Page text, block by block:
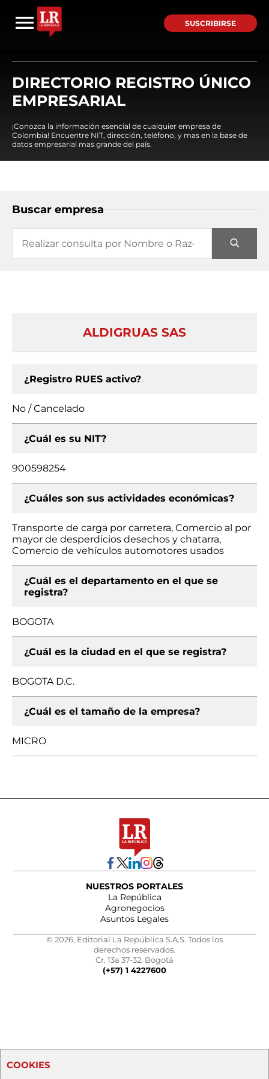
SUSCRIBIRSE
DIRECTORIO REGISTRO ÚNICO
EMPRESARIAL
¡Conozca la información esencial de cualquier empresa de
Colombia! Encuentre NIT, dirección, teléfono, y mas en la base de
datos empresarial mas grande del país.
Buscar empresa
ALDIGRUAS SAS
¿Registro RUES activo?
No / Cancelado
¿Cuál es su NIT?
900598254
¿Cuáles son sus actividades económicas?
Transporte de carga por carretera, Comercio al por
mayor de desperdicios desechos y chatarra,
Comercio de vehículos automotores usados
¿Cuál es el departamento en el que se
registra?
BOGOTA
¿Cuál es la ciudad en el que se registra?
BOGOTA D.C.
¿Cuál es el tamaño de la empresa?
MICRO
NUESTROS PORTALES
La República
Agronegocios
Asuntos Legales
© 2026, Editorial La República S.A.S. Todos los
derechos reservados.
Cr. 13a 37-32, Bogotá
(+57) 1 4227600
COOKIES